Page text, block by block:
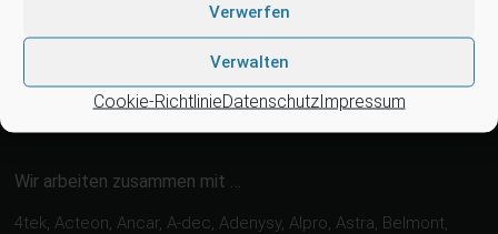
Verwerfen
Verwalten
Cookie-RichtlinieDatenschutzImpressum
Wir arbeiten zusammen mit …
4tek, Acteon, Ancar, A-dec, Adenysy, Alpro, Astra, Belmont,